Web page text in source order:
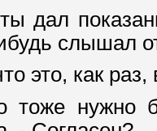
слышал
это, как
нужно